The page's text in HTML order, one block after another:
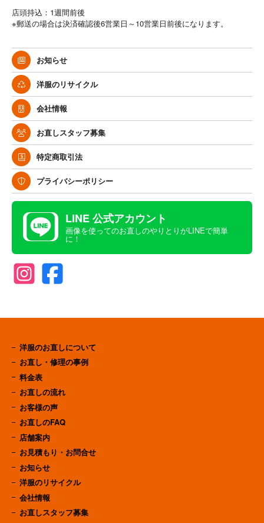
店頭持込：1週間前後
※郵送の場合は決済確認後6営業日～10営業日前後になります。
お知らせ
洋服のリサイクル
会社情報
お直しスタッフ募集
特定商取引法
プライバシーポリシー
LINE 公式アカウント
画像を使ってのお直しのやりとりがLINEで簡単
に！
洋服のお直しについて
お直し・修理の事例
料金表
お直しの流れ
お客様の声
お直しのFAQ
店舗案内
お見積もり・お問合せ
お知らせ
洋服のリサイクル
会社情報
お直しスタッフ募集